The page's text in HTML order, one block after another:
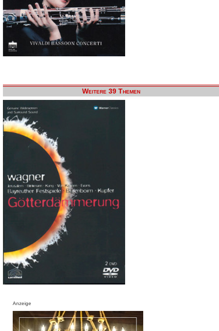
Weitere 39 Themen
Anzeige